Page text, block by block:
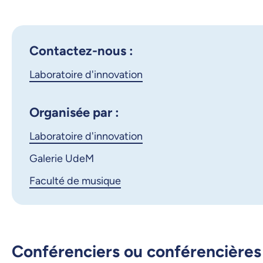
Contactez-nous :
Laboratoire d'innovation
Organisée par :
Laboratoire d'innovation
Galerie UdeM
Faculté de musique
Conférenciers ou conférencières